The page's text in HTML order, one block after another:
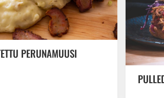
PERUNAMUUSI